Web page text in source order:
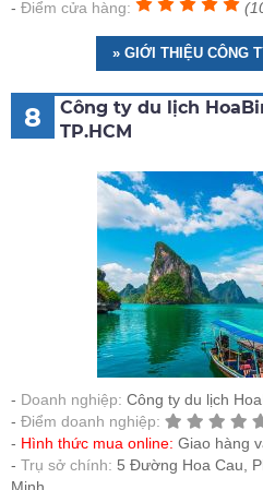
Điểm cửa hàng:
» GIỚI THIỆU CÔNG
8
Công ty du lịch
TP.HCM
Doanh nghiệp: Công ty du lịch
Điểm doanh nghiệp:
Hình thức mua online: Giao hàng
Trụ sở chính: 5 Đường Hoa Cau,